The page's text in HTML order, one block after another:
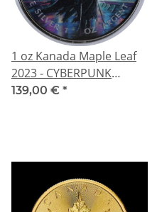
1 oz Kanada Maple Leaf
2023 - CYBERPUNK
REAPER - Grim Reaper -
139,00 € *